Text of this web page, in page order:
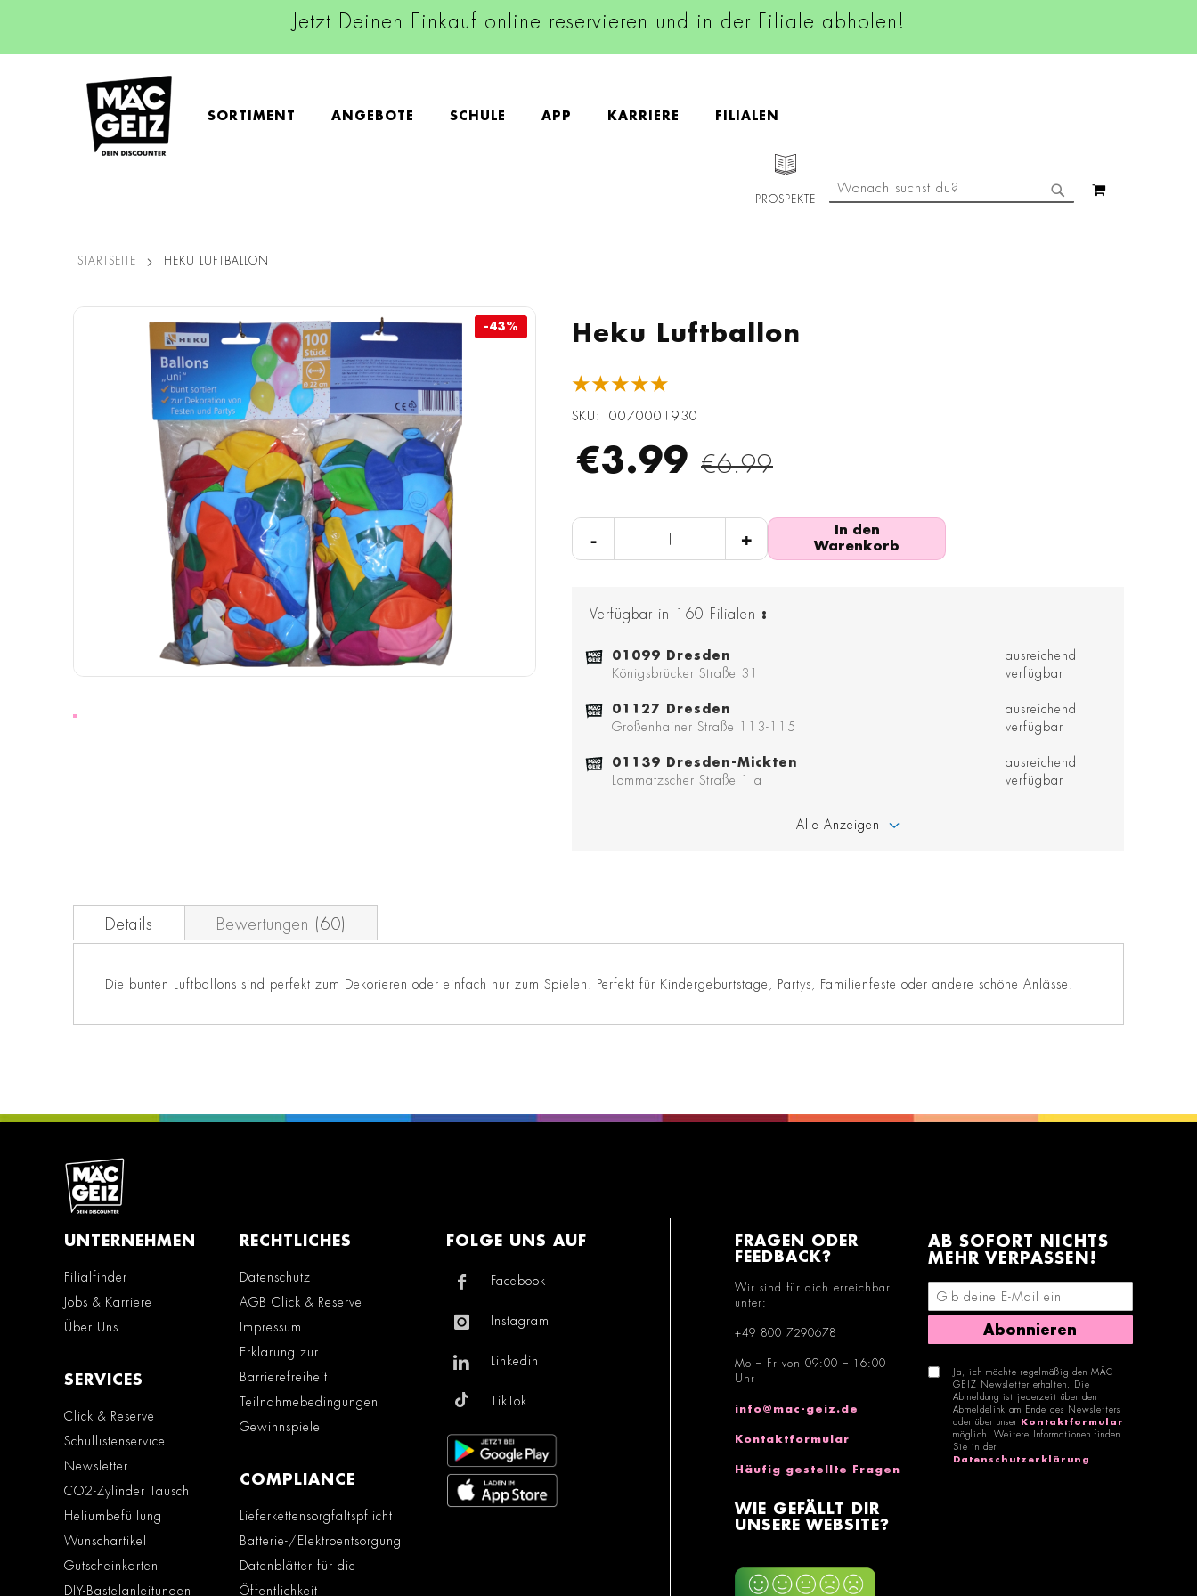
Jetzt Deinen Einkauf online reservieren und in der Filiale abholen!
SORTIMENT ANGEBOTE SCHULE APP KARRIERE FILIALEN
PROSPEKTE
SUCHE
STARTSEITE HEKU LUFTBALLON
Heku Luftballon
★★★★★
SKU 0070001930
€3.99 €6.99
- +
In den
Warenkorb
Verfügbar in 160 Filialen :
01099 Dresden
Königsbrücker Straße 31
ausreichend
verfügbar
01127 Dresden
Großenhainer Straße 113-115
ausreichend
verfügbar
01139 Dresden-Mickten
Lommatzscher Straße 1 a
ausreichend
verfügbar
Alle Anzeigen
Zum
-43%
-43%
Details
Die bunten Luftballons sind perfekt zum Dekorieren oder einfach nur zum Spielen. Perfekt für Kindergeburtstage, Partys, Familienfeste oder andere schöne Anlässe.
Bewertungen 60
UNTERNEHMEN
Filialfinder
Jobs & Karriere
Über Uns
SERVICES
Click & Reserve
Schullistenservice
Newsletter
CO2-Zylinder Tausch
Heliumbefüllung
Wunschartikel
Gutscheinkarten
DIY-Bastelanleitungen
RECHTLICHES
Datenschutz
AGB Click & Reserve
Impressum
Erklärung zur
Barrierefreiheit
Teilnahmebedingungen
Gewinnspiele
COMPLIANCE
Lieferkettensorgfaltspflicht
Batterie-/Elektroentsorgung
Datenblätter für die
Öffentlichkeit
FOLGE UNS AUF
Facebook
Instagram
Linkedin
TikTok
FRAGEN ODER
FEEDBACK?
Wir sind für dich erreichbar
unter:
+49 800 7290678
Mo – Fr von 09:00 – 16:00
Uhr
info@mac-geiz.de
Kontaktformular
Häufig gestellte Fragen
WIE GEFÄLLT DIR
UNSERE WEBSITE?
AB SOFORT NICHTS
MEHR VERPASSEN!
E-Mail-Adresse eingeben
Abonnieren
Ja, ich möchte regelmäßig den MÄC-
GEIZ Newsletter erhalten. Die
Abmeldung ist jederzeit über den
Abmeldelink am Ende des Newsletters
oder über unser
Kontaktformular
möglich. Weitere Informationen finden
Sie in der
Datenschutzerklärung .